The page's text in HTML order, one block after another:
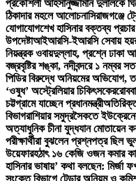
প্রকৌশলী আহসানুজ্জামান দুলালকে
ঠিকাদার মহলে আলোচনাসিরাজগঞ্জে
যোগাযোগশেখ হাসিনার বক্তব্য
উপদেষ্টাআইআরসি-ইআরসি সেবায়
নিয়ন্ত্রক ওবায়দুল্লাহ, প্রশ্নে ঢাকা
বজ্রবৃষ্টির শঙ্কা, নদীবন্দরে ১ নম্বর
পিডির বিরুদ্ধে অনিয়মের অভিযোগ,
‘ওষুধ’ অস্ট্রেলিয়ার চিকিৎসকের
চট্টগ্রামে যাচ্ছেন প্রধানমন্ত্রী
বিভাগরাশিয়ার সমুদ্রসৈকতে
অত্যাধুনিক চীনা যুদ্ধযান মোতায়েন
পরীক্ষার্থীরা বুঝলেন প্রশ্নপত্র ছিল
উয়েফারহঠাৎ ১৬ কেজি ওজন কমার
হাসিনার ভাষায়’ কথা বলছেন: মির্জা
সংকেত বিভাগে টেন্ডার অনিয়ম ও